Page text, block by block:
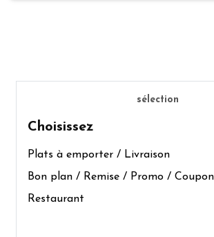
sélection
Choisissez
Plats à emporter / Livraison
Bon plan / Remise / Promo / Coupon
Restaurant